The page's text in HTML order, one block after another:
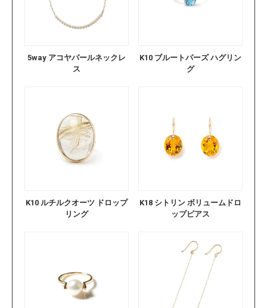
5way アコヤパールネックレ
ス
K10 ブルートパーズ ハグリン
グ
K10 ルチルクオーツ ドロップ
リング
K18 シトリン ボリュームドロ
ップピアス